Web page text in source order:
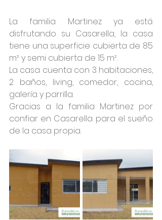
La familia Martinez ya está
disfrutando su Casarella, la casa
tiene una superficie cubierta de 85
m² y semi cubierta de 15 m².
La casa cuenta con 3 habitaciones,
2 baños, living, comedor, cocina,
galería y parrilla.
Gracias a la familia Martinez por
confiar en Casarella para el sueño
de la casa propia.